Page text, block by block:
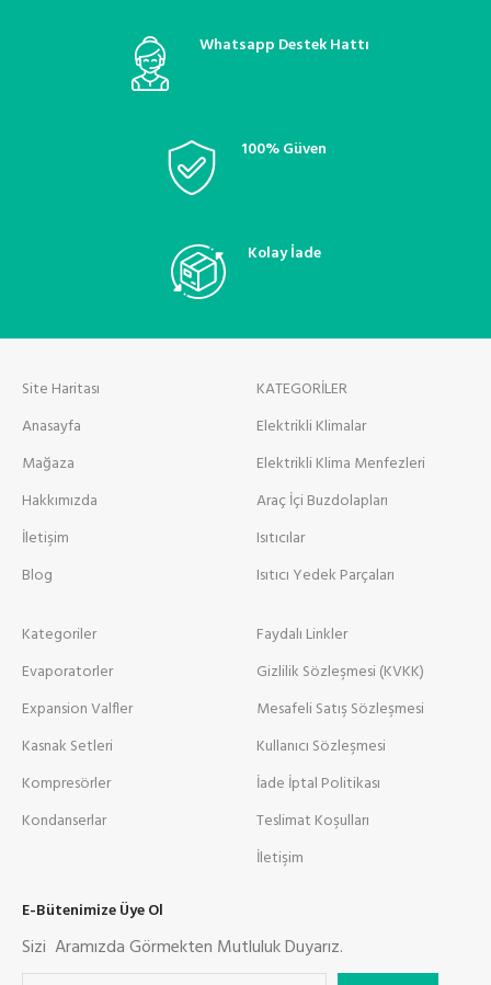
Whatsapp Destek Hattı
100% Güven
Kolay İade
Site Haritası
Anasayfa
Mağaza
Hakkımızda
İletişim
Blog
KATEGORİLER
Elektrikli Klimalar
Elektrikli Klima Menfezleri
Araç İçi Buzdolapları
Isıtıcılar
Isıtıcı Yedek Parçaları
Kategoriler
Evaporatorler
Expansion Valfler
Kasnak Setleri
Kompresörler
Kondanserlar
Faydalı Linkler
Gizlilik Sözleşmesi (KVKK)
Mesafeli Satış Sözleşmesi
Kullanıcı Sözleşmesi
İade İptal Politikası
Teslimat Koşulları
İletişim
E-Bütenimize Üye Ol
Sizi Aramızda Görmekten Mutluluk Duyarız.